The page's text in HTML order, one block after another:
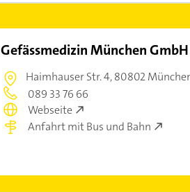
Gefässmedizin München GmbH
Haimhauser Str. 4,80802
089 33 76 66
Webseite
Anfahrt mit Bus und Bahn